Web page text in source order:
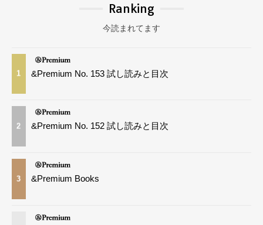
Ranking
今読まれてます
1 &Premium No. 153 試し読みと目次
2 &Premium No. 152 試し読みと目次
3 &Premium Books